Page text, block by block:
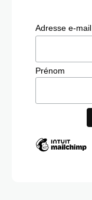
Adresse e-mail
Prénom